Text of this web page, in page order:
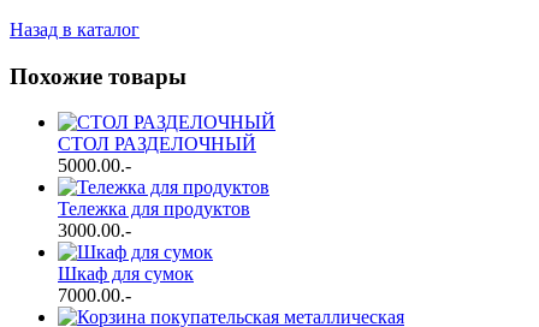
Назад в каталог
Похожие товары
СТОЛ РАЗДЕЛОЧНЫЙ
5000.00.-
Тележка для продуктов
3000.00.-
Шкаф для сумок
7000.00.-